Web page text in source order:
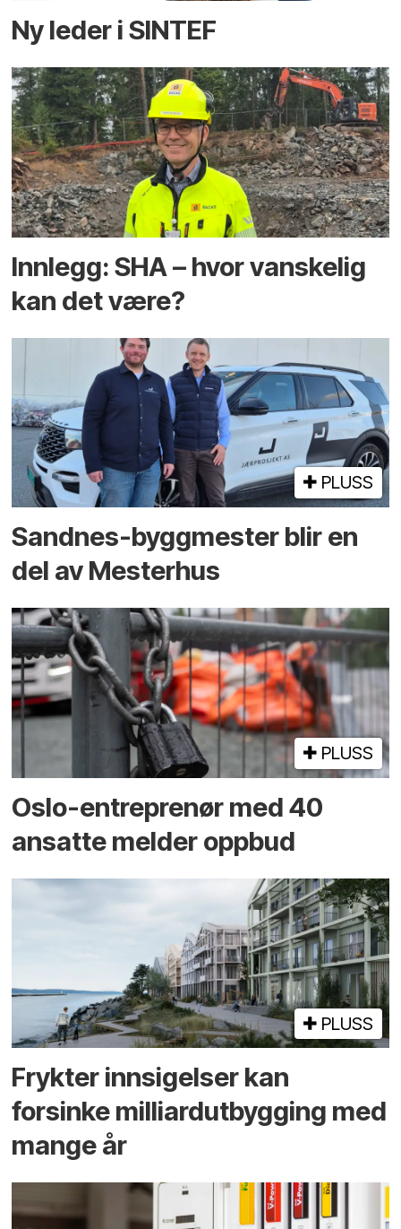
Ny leder i SINTEF
Innlegg: SHA – hvor vanskelig
kan det være?
PLUSS
Sandnes-byggmester blir en
del av Mesterhus
PLUSS
Oslo-entreprenør med 40
ansatte melder oppbud
PLUSS
Frykter innsigelser kan
forsinke milliard­utbygging med
mange år